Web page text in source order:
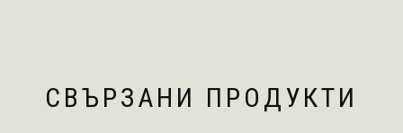
СВЪРЗАНИ ПРОДУКТИ